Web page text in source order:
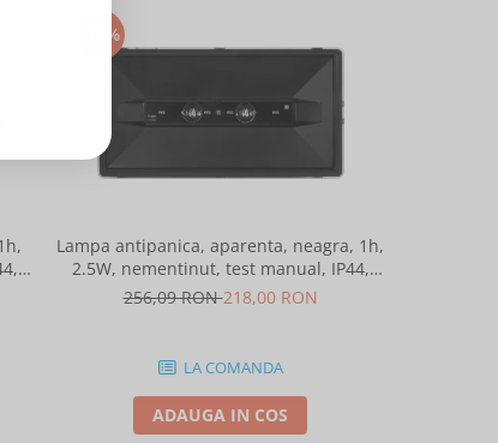
-15%
Lampa antipanica, aparenta, neagra, 1h,
2.5W, nementinut, test manual, IP44,
lentile punct de siguranta, Intelight
256,09 RON218,00 RON
LA COMANDA
ADAUGA IN COS